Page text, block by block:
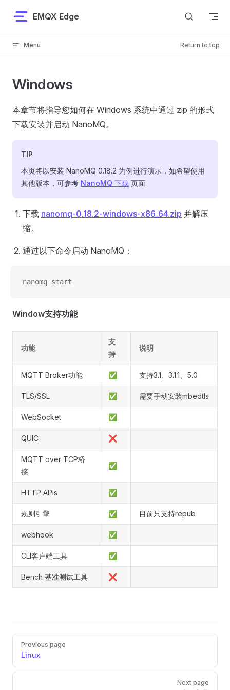
Skip to content
EMQX Edge
Menu Return to top
Windows
本章节将指导您如何在 Windows 系统中通过 zip 的形式
下载安装并启动 NanoMQ。
TIP
本页将以安装 NanoMQ 0.18.2 为例进行演示，如希望使用
其他版本，可参考 NanoMQ 下载 页面.
下载 nanomq-0.18.2-windows-x86_64.zip 并解压
缩。
通过以下命令启动 NanoMQ：
nanomq start
Window支持功能
功能
支
持
说明
MQTT Broker功能 ✅ 支持3.1、3.1.1、5.0
TLS/SSL ✅ 需要手动安装mbedtls
WebSocket ✅
QUIC ❌
MQTT over TCP桥
接
✅
HTTP APIs ✅
规则引擎 ✅ 目前只支持repub
webhook ✅
CLI客户端工具 ✅
Bench 基准测试工具 ❌
Pager
Previous page
Linux
Next page